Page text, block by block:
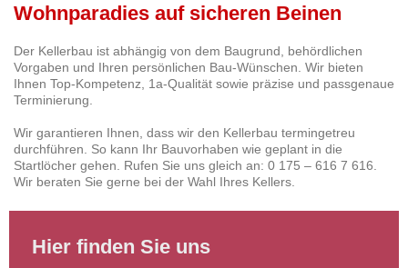
Wohnparadies auf sicheren Beinen
Der Kellerbau ist abhängig von dem Baugrund, behördlichen
Vorgaben und Ihren persönlichen Bau-Wünschen. Wir bieten
Ihnen Top-Kompetenz, 1a-Qualität sowie präzise und passgenaue
Terminierung.
Wir garantieren Ihnen, dass wir den Kellerbau termingetreu
durchführen. So kann Ihr Bauvorhaben wie geplant in die
Startlöcher gehen. Rufen Sie uns gleich an: 0 175 – 616 7 616.
Wir beraten Sie gerne bei der Wahl Ihres Kellers.
Hier finden Sie uns